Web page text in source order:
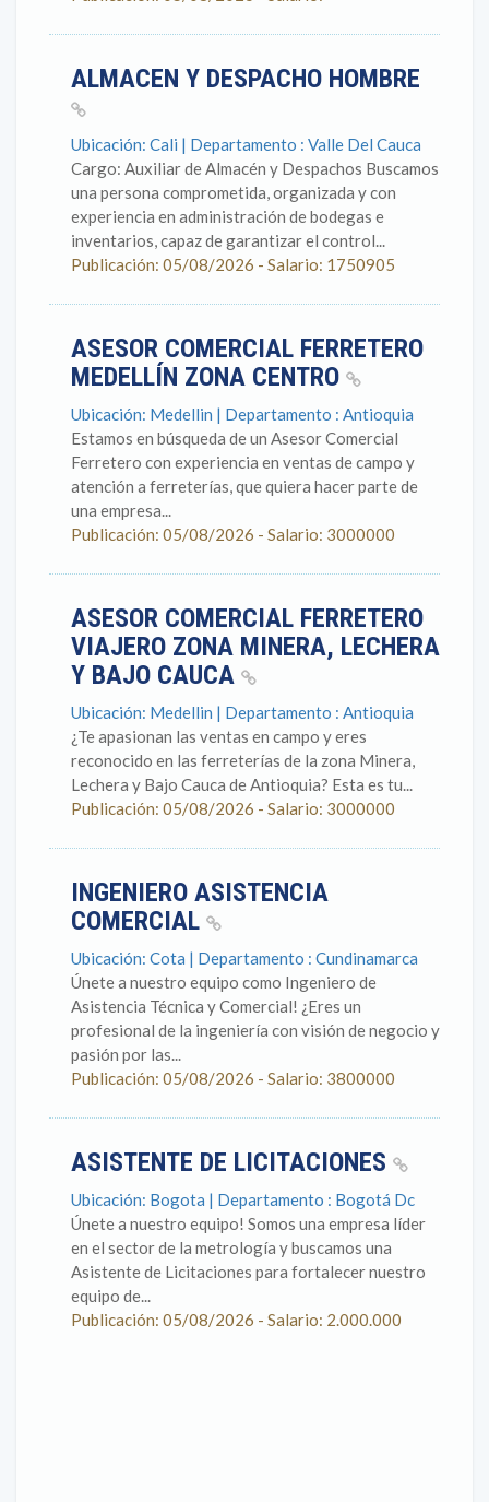
ALMACEN Y DESPACHO HOMBRE
Ubicación: Cali | Departamento : Valle Del Cauca
Cargo: Auxiliar de Almacén y Despachos Buscamos
una persona comprometida, organizada y con
experiencia en administración de bodegas e
inventarios, capaz de garantizar el control...
Publicación: 05/08/2026 - Salario: 1750905
ASESOR COMERCIAL FERRETERO
MEDELLÍN ZONA CENTRO
Ubicación: Medellin | Departamento : Antioquia
Estamos en búsqueda de un Asesor Comercial
Ferretero con experiencia en ventas de campo y
atención a ferreterías, que quiera hacer parte de
una empresa...
Publicación: 05/08/2026 - Salario: 3000000
ASESOR COMERCIAL FERRETERO
VIAJERO ZONA MINERA, LECHERA
Y BAJO CAUCA
Ubicación: Medellin | Departamento : Antioquia
¿Te apasionan las ventas en campo y eres
reconocido en las ferreterías de la zona Minera,
Lechera y Bajo Cauca de Antioquia? Esta es tu...
Publicación: 05/08/2026 - Salario: 3000000
INGENIERO ASISTENCIA
COMERCIAL
Ubicación: Cota | Departamento : Cundinamarca
Únete a nuestro equipo como Ingeniero de
Asistencia Técnica y Comercial! ¿Eres un
profesional de la ingeniería con visión de negocio y
pasión por las...
Publicación: 05/08/2026 - Salario: 3800000
ASISTENTE DE LICITACIONES
Ubicación: Bogota | Departamento : Bogotá Dc
Únete a nuestro equipo! Somos una empresa líder
en el sector de la metrología y buscamos una
Asistente de Licitaciones para fortalecer nuestro
equipo de...
Publicación: 05/08/2026 - Salario: 2.000.000